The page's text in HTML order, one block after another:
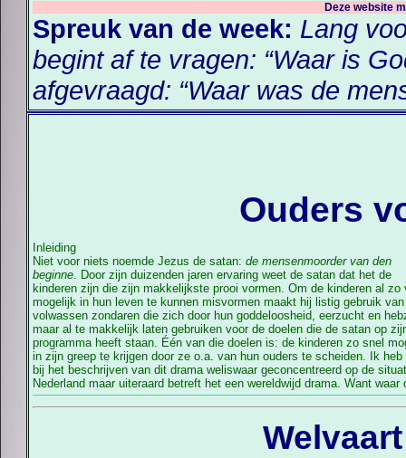
Deze website
Spreuk van de week: Lang
begint af te vragen: “Waar is
afgevraagd: “Waar was de
Ouders
Inleiding
Niet voor niets noemde Jezus de satan:de mensenmoorder van den
beginne . Door zijn duizenden jaren ervaring weet de satan dat het de
kinderen zijn die zijn makkelijkste prooi vormen. Om de kinderen al zo
mogelijk in hun leven te kunnen misvormen maakt hij listig gebruik van
volwassen zondaren die zich door hun goddeloosheid, eerzucht en
maar al te makkelijk laten gebruiken voor de doelen die de satan op
programma heeft staan. Één van die doelen is: de kinderen zo snel
in zijn greep te krijgen door ze o.a. van hun ouders te scheiden. Ik heb
bij het beschrijven van dit drama weliswaar geconcentreerd op de
Nederland maar uiteraard betreft het een wereldwijd drama. Want waar
de teugels over te nemen. En zoals, volgens een bekend gezegde, de
revolutie haar eigen kinderen verslindt zo is ook deze goddeloze
bezig de kinderen te verslinden. De satan haat namelijk kinderen omdat